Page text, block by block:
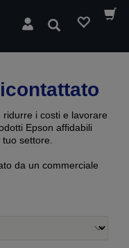
Cerca
i costi e lavorare
Epson affidabili
settore.
da un commerciale